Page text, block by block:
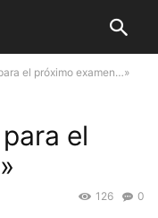
el próximo examen…»
el
0
126